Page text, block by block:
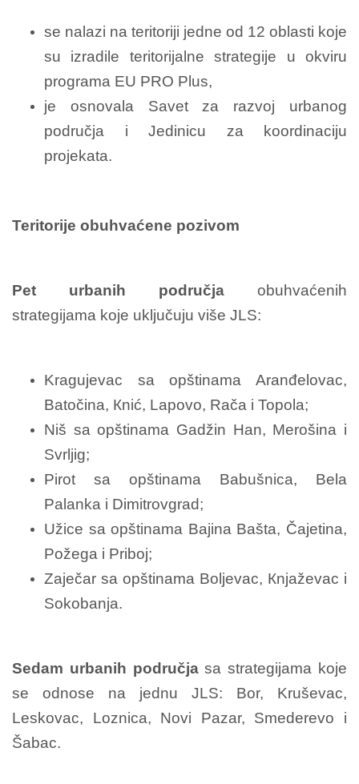
se nalazi na teritoriji jedne od 12 oblasti koje
su izradile teritorijalne strategije u okviru
programa EU PRO Plus,
je osnovala Savet za razvoj urbanog
područja i Jedinicu za koordinaciju
projekata.
Teritorije obuhvaćene pozivom
Pet urbanih područja obuhvaćenih
strategijama koje uključuju više JLS:
Kragujevac sa opštinama Aranđelovac,
Batočina, Кnić, Lapovo, Rača i Topola;
Niš sa opštinama Gadžin Han, Merošina i
Svrljig;
Pirot sa opštinama Babušnica, Bela
Palanka i Dimitrovgrad;
Užice sa opštinama Bajina Bašta, Čajetina,
Požega i Priboj;
Zaječar sa opštinama Boljevac, Кnjaževac i
Sokobanja.
Sedam urbanih područjasa strategijama koje
se odnose na jednu JLS: Bor, Kruševac,
Leskovac, Loznica, Novi Pazar, Smederevo i
Šabac.